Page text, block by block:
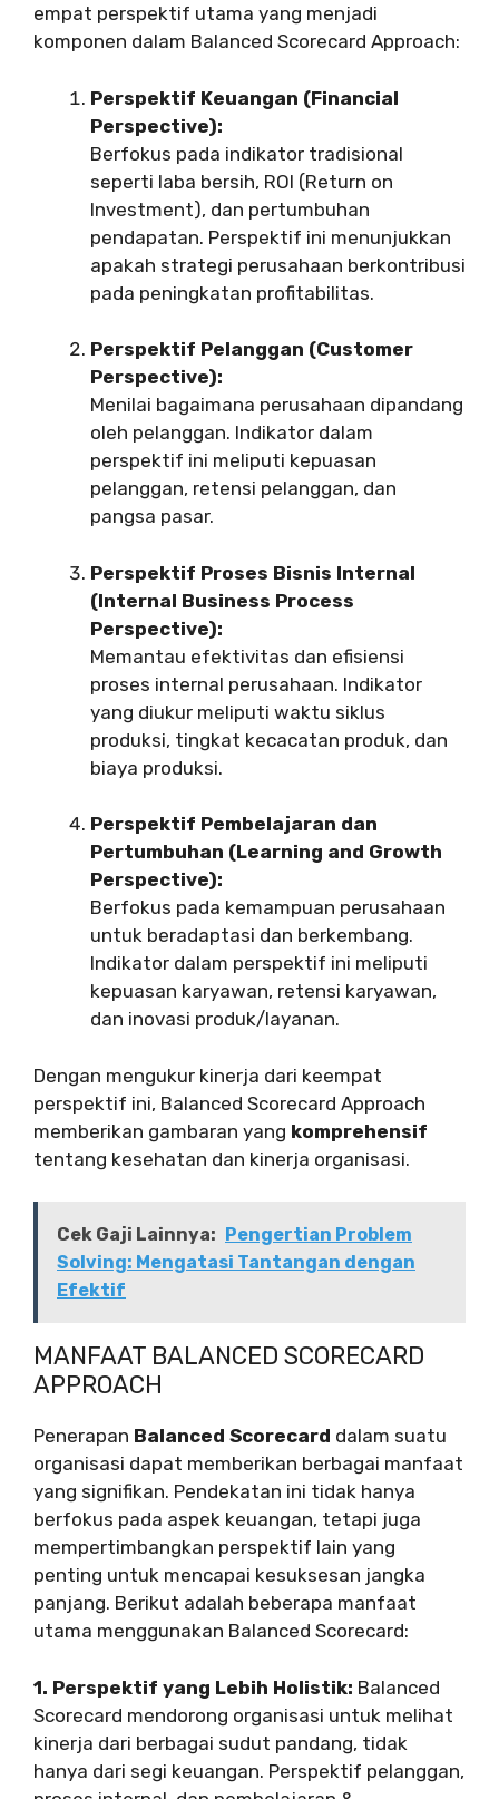
empat perspektif utama yang menjadi
komponen dalam Balanced Scorecard Approach:
Perspektif Keuangan (Financial
Perspective):
Berfokus pada indikator tradisional
seperti laba bersih, ROI (Return on
Investment), dan pertumbuhan
pendapatan. Perspektif ini menunjukkan
apakah strategi perusahaan berkontribusi
pada peningkatan profitabilitas.
Perspektif Pelanggan (Customer
Perspective):
Menilai bagaimana perusahaan dipandang
oleh pelanggan. Indikator dalam
perspektif ini meliputi kepuasan
pelanggan, retensi pelanggan, dan
pangsa pasar.
Perspektif Proses Bisnis Internal
(Internal Business Process
Perspective):
Memantau efektivitas dan efisiensi
proses internal perusahaan. Indikator
yang diukur meliputi waktu siklus
produksi, tingkat kecacatan produk, dan
biaya produksi.
Perspektif Pembelajaran dan
Pertumbuhan (Learning and Growth
Perspective):
Berfokus pada kemampuan perusahaan
untuk beradaptasi dan berkembang.
Indikator dalam perspektif ini meliputi
kepuasan karyawan, retensi karyawan,
dan inovasi produk/layanan.
Dengan mengukur kinerja dari keempat
perspektif ini, Balanced Scorecard Approach
memberikan gambaran yang komprehensif
tentang kesehatan dan kinerja organisasi.
Cek Gaji Lainnya:
Pengertian Problem
Solving: Mengatasi Tantangan dengan
Efektif
MANFAAT BALANCED SCORECARD
APPROACH
Penerapan Balanced Scorecard dalam suatu
organisasi dapat memberikan berbagai manfaat
yang signifikan. Pendekatan ini tidak hanya
berfokus pada aspek keuangan, tetapi juga
mempertimbangkan perspektif lain yang
penting untuk mencapai kesuksesan jangka
panjang. Berikut adalah beberapa manfaat
utama menggunakan Balanced Scorecard:
1. Perspektif yang Lebih Holistik: Balanced
Scorecard mendorong organisasi untuk melihat
kinerja dari berbagai sudut pandang, tidak
hanya dari segi keuangan. Perspektif pelanggan,